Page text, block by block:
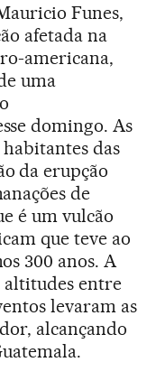
Funes,
afetada na
americana,
uma
domingo. As
habitantes das
da erupção
de
é um vulcão
que teve ao
300 anos. A
altitudes entre
levaram as
alcançando